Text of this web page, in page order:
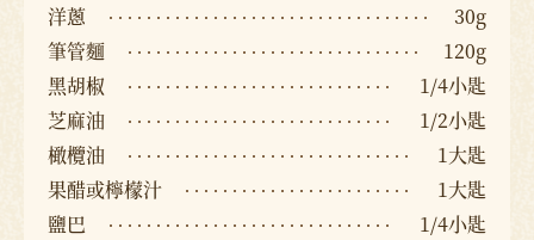
洋蔥
30g
筆管麵
120g
黑胡椒
1/4小匙
芝麻油
1/2小匙
橄欖油
1大匙
果醋或檸檬汁
1大匙
鹽巴
1/4小匙